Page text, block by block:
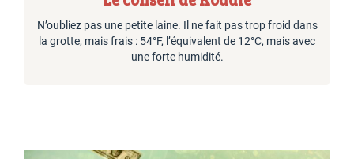
N’oubliez pas une petite laine. Il ne fait pas trop froid dans
la grotte, mais frais : 54°F, l’équivalent de 12°C, mais avec
une forte humidité.